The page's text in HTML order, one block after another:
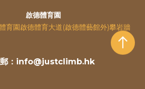
啟德體育園
育園啟德體育大道(啟德體藝館外)攀岩牆
郵：info@justclimb.hk